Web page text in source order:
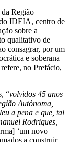
Região
IDEIA, centro de
sobre a
qualitativo de
consagrar, por um
e soberana
no Prefácio,
“volvidos 45 anos
Autónoma,
a pena e que, tal
Rodrigues,
‘um novo
a construir